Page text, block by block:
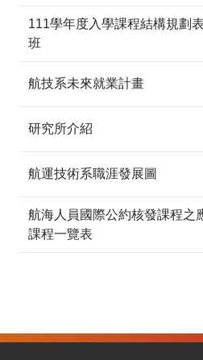
111學年度入學課程結構規劃
班
航技系未來就業計畫
研究所介紹
航運技術系職涯發展圖
航海人員國際公約核發課程之
課程一覽表